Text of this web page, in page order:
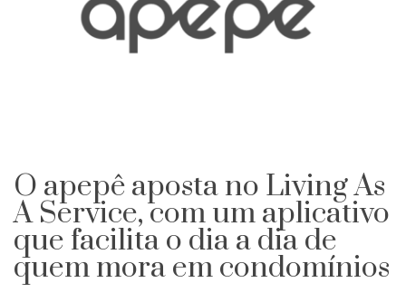
O apepê aposta no Living As
A Service, com um aplicativo
que facilita o dia a dia de
quem mora em condomínios